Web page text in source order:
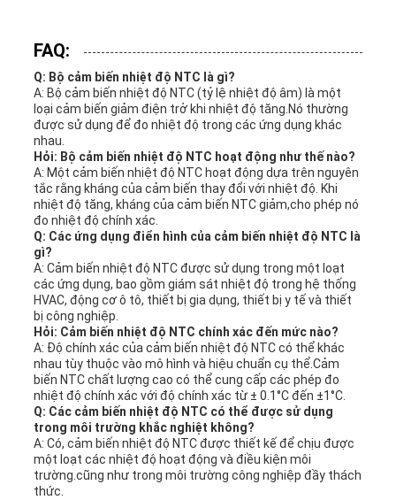
FAQ:
Q: Bộ cảm biến nhiệt độ NTC là gì?
A: Bộ cảm biến nhiệt độ NTC (tỷ lệ nhiệt độ âm) là một
loại cảm biến giảm điện trở khi nhiệt độ tăng.Nó thường
được sử dụng để đo nhiệt độ trong các ứng dụng khác
nhau.
Hỏi: Bộ cảm biến nhiệt độ NTC hoạt động như thế nào?
A: Một cảm biến nhiệt độ NTC hoạt động dựa trên nguyên
tắc rằng kháng của cảm biến thay đổi với nhiệt độ. Khi
nhiệt độ tăng, kháng của cảm biến NTC giảm,cho phép nó
đo nhiệt độ chính xác.
Q: Các ứng dụng điển hình của cảm biến nhiệt độ NTC là
gì?
A: Cảm biến nhiệt độ NTC được sử dụng trong một loạt
các ứng dụng, bao gồm giám sát nhiệt độ trong hệ thống
HVAC, động cơ ô tô, thiết bị gia dụng, thiết bị y tế và thiết
bị công nghiệp.
Hỏi: Cảm biến nhiệt độ NTC chính xác đến mức nào?
A: Độ chính xác của cảm biến nhiệt độ NTC có thể khác
nhau tùy thuộc vào mô hình và hiệu chuẩn cụ thể.Cảm
biến NTC chất lượng cao có thể cung cấp các phép đo
nhiệt độ chính xác với độ chính xác từ ± 0.1°C đến ±1°C.
Q: Các cảm biến nhiệt độ NTC có thể được sử dụng
trong môi trường khắc nghiệt không?
A: Có, cảm biến nhiệt độ NTC được thiết kế để chịu được
một loạt các nhiệt độ hoạt động và điều kiện môi
trường.cũng như trong môi trường công nghiệp đầy thách
thức.